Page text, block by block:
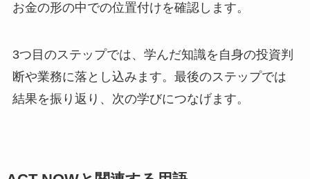
お金の形の中での位置付けを確認します。
3つ目のステップでは、学んだ知識を自身の投資判
断や業務に落とし込みます。最後のステップでは
結果を振り返り、次の学びにつなげます。